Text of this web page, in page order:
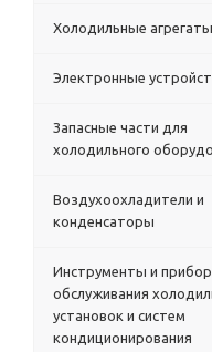
Холодильные агрегаты
Электронные
Запасные части для
холодильного
Воздухоохладители и
конденсаторы
Инструменты и
обслуживания
установок и систем
кондиционирования